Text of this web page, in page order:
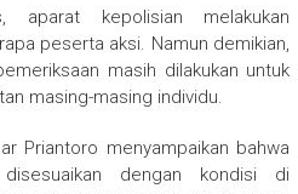
aparat kepolisian melakukan
peserta aksi. Namun demikian,
masih dilakukan untuk
masing-masing individu.
Priantoro menyampaikan bahwa
dengan kondisi di